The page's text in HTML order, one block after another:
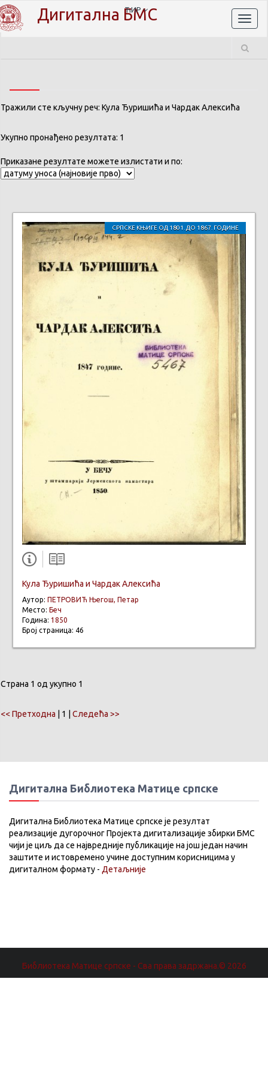
Дигитална БМС
ЋИР
Тражили сте кључну реч: Кула Ђуришића и Чардак Алексића
Укупно пронађено резултата: 1
Приказане резултате можете излистати и по:
СРПСКЕ КЊИГЕ ОД 1801. ДО 1867. ГОДИНЕ
Кула Ђуришића и Чардак Алексића
Аутор: ПЕТРОВИЋ Његош, Петар
Место: Беч
Година: 1850
Број страница: 46
Страна 1 од укупно 1
<< Претходна | 1 | Следећа >>
Дигитална Библиотека Матице српске
Дигитална Библиотека Матице српске је резултат
реализације дугорочног Пројекта дигитализације збирки БМС
чији је циљ да се највредније публикације на још један начин
заштите и истовремено учине доступним корисницима у
дигиталном формату - Детаљније
Библиотека Матице српске - Сва права задржана.© 2026